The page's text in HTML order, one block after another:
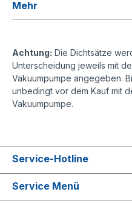
Mehr
Achtung: Die Dichtsätze
Unterscheidung jeweils mit
Vakuumpumpe angegeben.
unbedingt vor dem Kauf mit
Vakuumpumpe.
Service-Hotline
Service Menü